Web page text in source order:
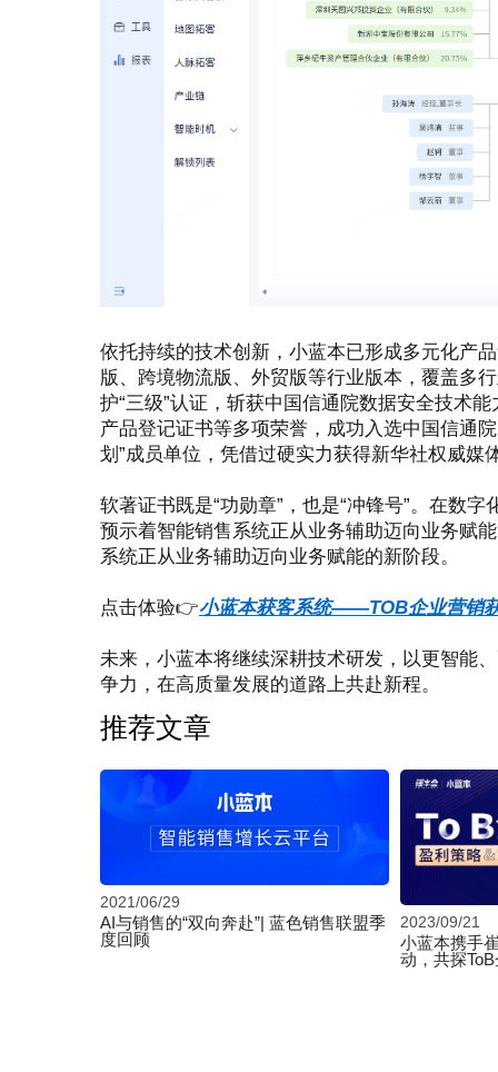
依托持续的技术创新，小蓝本已形成多元化产
版、跨境物流版、外贸版等行业版本，覆盖多
护“三级”认证，斩获中国信通院数据安全技术
产品登记证书等多项荣誉，成功入选中国信通
划”成员单位，凭借过硬实力获得新华社权威媒
软著证书既是“功勋章”，也是“冲锋号”。在数
预示着智能销售系统正从业务辅助迈向业务赋
系统正从业务辅助迈向业务赋能的新阶段。
点击体验👉小蓝本获客系统——TOB企业营销
未来，小蓝本将继续深耕技术研发，以更智能
争力，在高质量发展的道路上共赴新程。
推荐文章
2021/06/29
AI与销售的“双向奔赴”| 蓝色销售联盟季
度回顾
2023/09/21
小蓝本携手
动，共探